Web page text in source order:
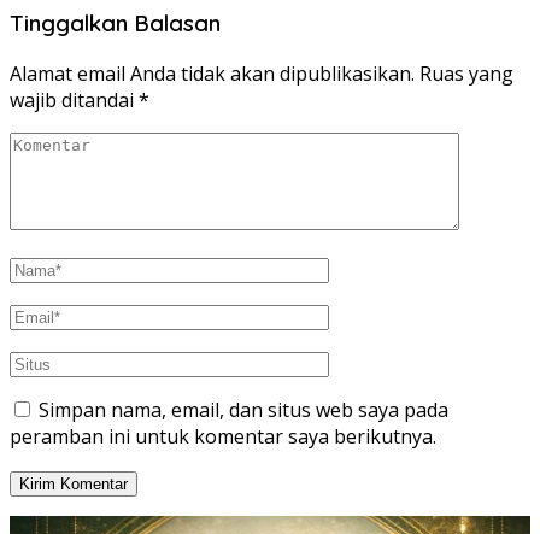
Tinggalkan Balasan
Alamat email Anda tidak akan dipublikasikan. Ruas yang
wajib ditandai *
Simpan nama, email, dan situs web saya pada
peramban ini untuk komentar saya berikutnya.